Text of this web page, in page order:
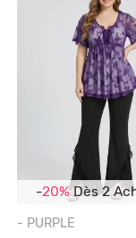
-20%Dès 2
- PURPLE